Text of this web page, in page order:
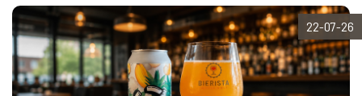
22-07-26